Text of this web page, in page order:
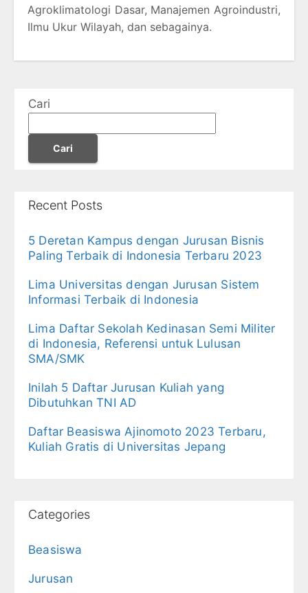
Agroklimatologi Dasar, Manajemen Agroindustri,
Ilmu Ukur Wilayah, dan sebagainya.
Cari
Cari
Recent Posts
5 Deretan Kampus dengan Jurusan Bisnis
Paling Terbaik di Indonesia Terbaru 2023
Lima Universitas dengan Jurusan Sistem
Informasi Terbaik di Indonesia
Lima Daftar Sekolah Kedinasan Semi Militer
di Indonesia, Referensi untuk Lulusan
SMA/SMK
Inilah 5 Daftar Jurusan Kuliah yang
Dibutuhkan TNI AD
Daftar Beasiswa Ajinomoto 2023 Terbaru,
Kuliah Gratis di Universitas Jepang
Categories
Beasiswa
Jurusan